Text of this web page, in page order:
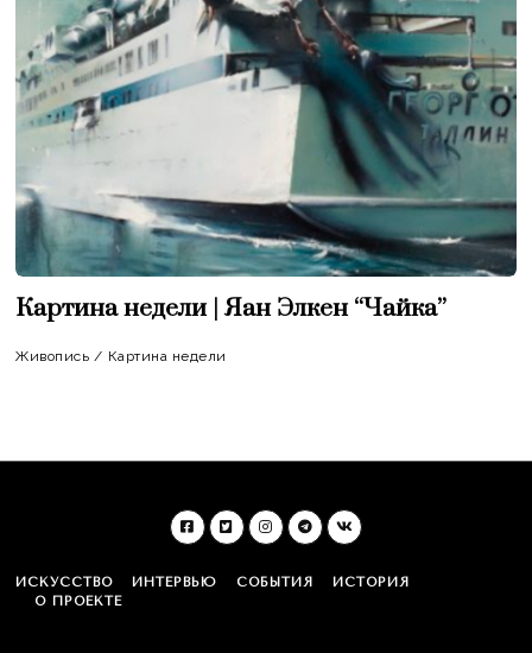
Картина недели | Яан Элкен “Чайка”
Живопись / Картина недели
ИСКУССТВО ИНТЕРВЬЮ СОБЫТИЯ
ИСТОРИЯ
О ПРОЕКТЕ